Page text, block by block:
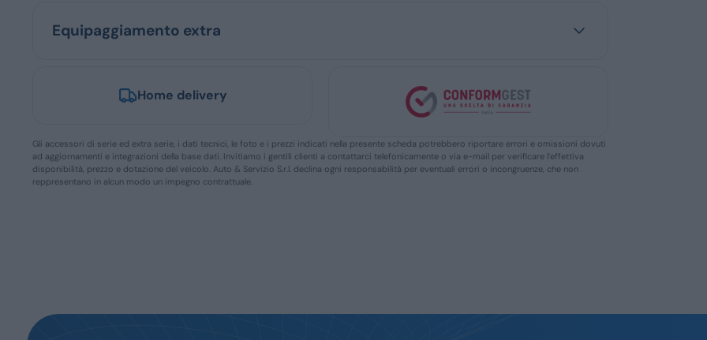
Equipaggiamento extra
Home delivery
Gli accessori di serie ed extra serie, i dati tecnici, le foto e i prezzi indicati nella presente scheda potrebbero riportare errori e omissioni dovuti
ad aggiornamenti e integrazioni della base dati. Invitiamo i gentili clienti a contattarci telefonicamente o via e-mail per verificare l’effettiva
disponibilità, prezzo e dotazione del veicolo. Auto & Servizio S.r.l. declina ogni responsabilità per eventuali errori o incongruenze, che non
reppresentano in alcun modo un impegno contrattuale.